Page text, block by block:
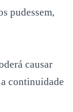
pudessem,
causar
continuidade